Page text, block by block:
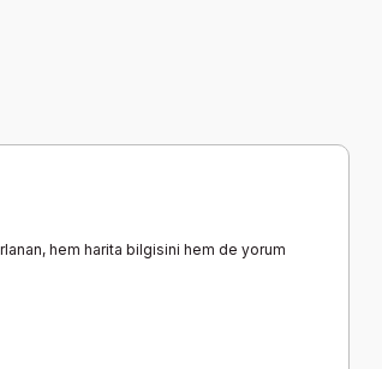
hem harita bilgisini hem de yorum